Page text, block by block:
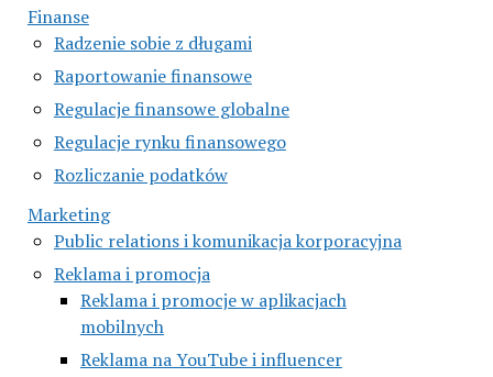
Finanse
Radzenie sobie z długami
Raportowanie finansowe
Regulacje finansowe globalne
Regulacje rynku finansowego
Rozliczanie podatków
Marketing
Public relations i komunikacja korporacyjna
Reklama i promocja
Reklama i promocje w aplikacjach
mobilnych
Reklama na YouTube i influencer